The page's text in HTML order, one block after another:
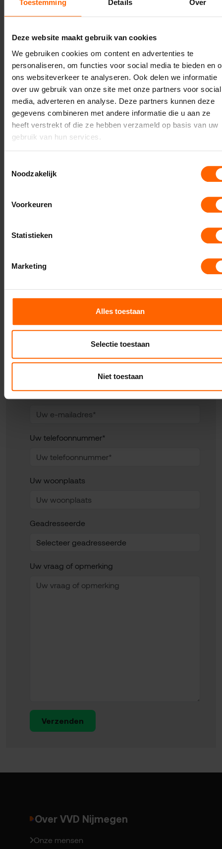
Toestemming Details Over
Deze website maakt gebruik van cookies
We gebruiken cookies om content en advertenties te
personaliseren, om functies voor social media te bieden en
ons websiteverkeer te analyseren. Ook delen we informatie
over uw gebruik van onze site met onze partners voor social
media, adverteren en analyse. Deze partners kunnen deze
gegevens combineren met andere informatie die u aan ze
heeft verstrekt of die ze hebben verzameld op basis van uw
gebruik van hun services.
Noodzakelijk
Voorkeuren
Statistieken
Marketing
Alles toestaan
Selectie toestaan
Niet toestaan
het hele debat is hier terug te luisteren:
https://nijmegen.bestuurlijkeinformatie.nl/Agenda/Index/
1a00-467f-bc9e-7ed44ac77426
Algemeen Binnenstad Niek Kraut
Benedenstad
Contact met VVD
Nijmegen
Uw e-mailadres*
Uw telefoonnummer*
Uw woonplaats
Geadresseerde
Uw vraag of opmerking
Verzenden
Over VVD Nijmegen
Onze mensen